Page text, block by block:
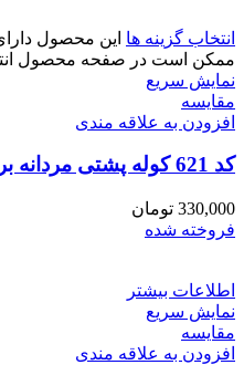
انتخاب گزینه ها این محصول
ممکن است در صفحه محصول
نمایش سریع
مقايسه
افزودن به علاقه مندی
کد 621 کوله پشتی مردانه برزنتی
330,000 تومان
فروخته شده
اطلاعات بیشتر
نمایش سریع
مقايسه
افزودن به علاقه مندی